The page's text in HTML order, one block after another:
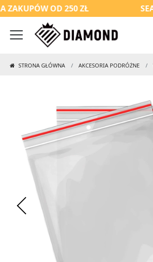
OD 250 ZŁ
STRONA GŁÓWNA AKCESORIA PODRÓŻNE